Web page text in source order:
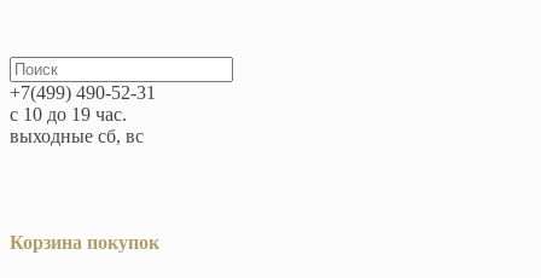
+7(499) 490-52-31
с 10 до 19 час.
выходные сб, вс
Корзина покупок